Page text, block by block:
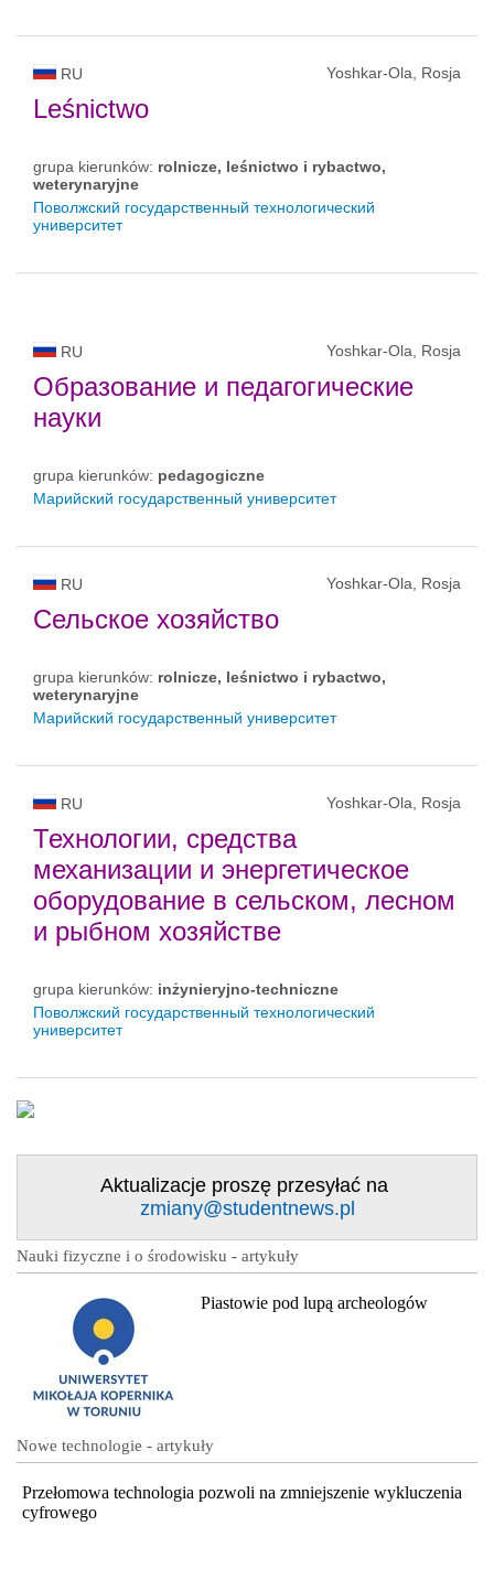
RU Yoshkar-Ola, Rosja
Leśnictwo
grupa kierunków: rolnicze, leśnictwo i rybactwo,
weterynaryjne
Поволжский государственный технологический
университет
RU Yoshkar-Ola, Rosja
Образование и педагогические
науки
grupa kierunków: pedagogiczne
Марийский государственный университет
RU Yoshkar-Ola, Rosja
Сельское хозяйство
grupa kierunków: rolnicze, leśnictwo i rybactwo,
weterynaryjne
Марийский государственный университет
RU Yoshkar-Ola, Rosja
Технологии, средства
механизации и энергетическое
оборудование в сельском, лесном
и рыбном хозяйстве
grupa kierunków: inżynieryjno-techniczne
Поволжский государственный технологический
университет
Aktualizacje proszę przesyłać na
zmiany@studentnews.pl
Nauki fizyczne i o środowisku - artykuły
Piastowie pod lupą archeologów
Nowe technologie - artykuły
Przełomowa technologia pozwoli na zmniejszenie wykluczenia
cyfrowego